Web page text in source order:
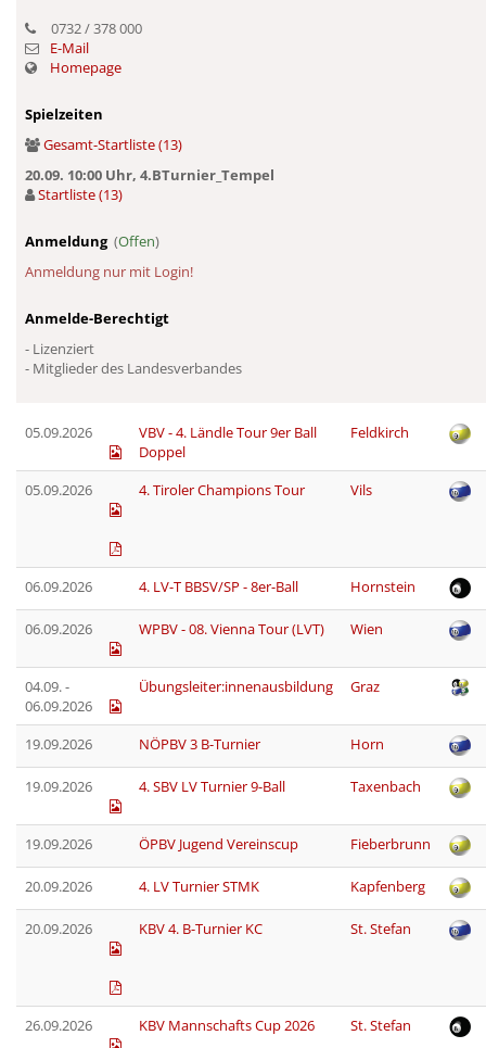
0732 / 378 000
E-Mail
Homepage
Spielzeiten
Gesamt-Startliste (13)
20.09. 10:00 Uhr, 4.BTurnier_Tempel
Startliste (13)
Anmeldung(Offen)
Anmeldung nur mit Login!
Anmelde-Berechtigt
- Lizenziert
- Mitglieder des Landesverbandes
05.09.2026
VBV - 4. Ländle Tour 9er Ball
Doppel
Feldkirch
05.09.2026 4. Tiroler Champions Tour Vils
06.09.2026 4. LV-T BBSV/SP - 8er-Ball Hornstein
06.09.2026 WPBV - 08. Vienna Tour (LVT) Wien
04.09. -
06.09.2026
Übungsleiter:innenausbildung Graz
19.09.2026 NÖPBV 3 B-Turnier Horn
19.09.2026 4. SBV LV Turnier 9-Ball Taxenbach
19.09.2026 ÖPBV Jugend Vereinscup Fieberbrunn
20.09.2026 4. LV Turnier STMK Kapfenberg
20.09.2026 KBV 4. B-Turnier KC St. Stefan
26.09.2026 KBV Mannschafts Cup 2026 St. Stefan